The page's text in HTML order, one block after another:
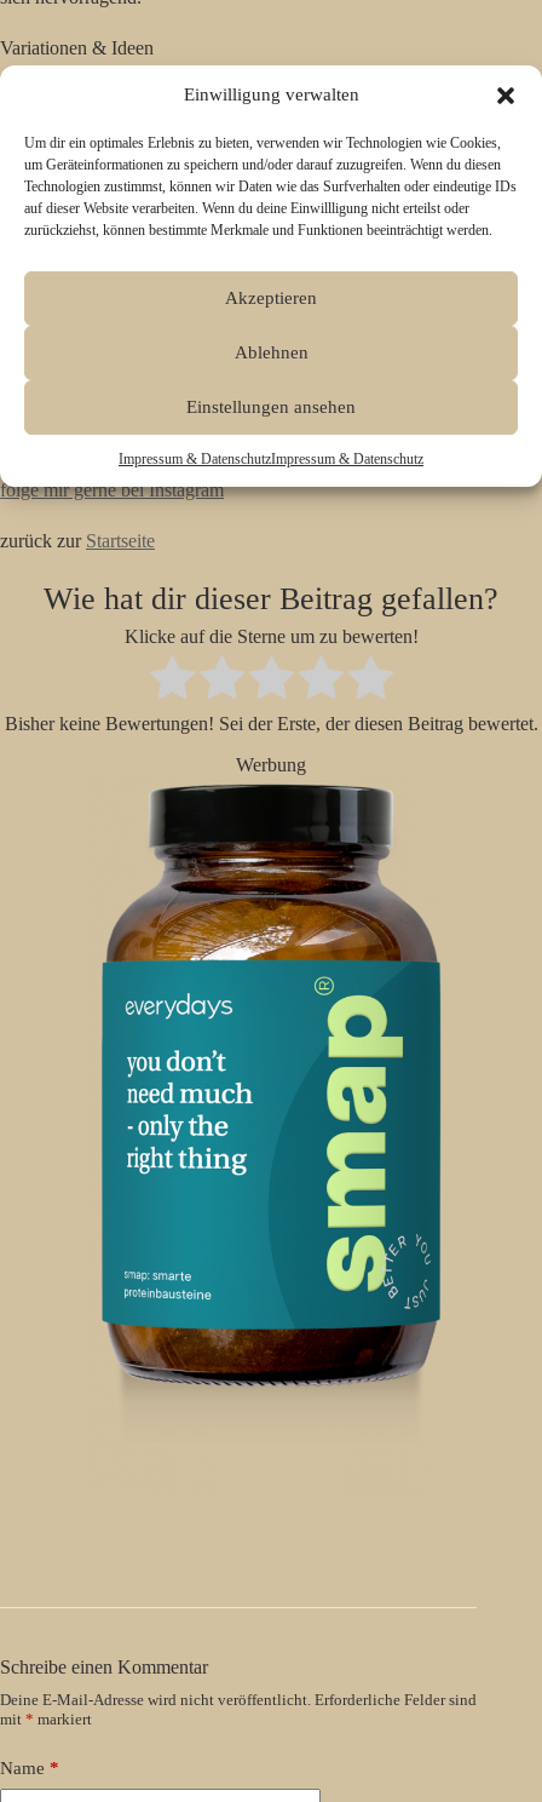
Einwilligung verwalten
Um dir ein optimales Erlebnis zu bieten, verwenden wir Technologien wie Cookies,
um Geräteinformationen zu speichern und/oder darauf zuzugreifen. Wenn du diesen
Technologien zustimmst, können wir Daten wie das Surfverhalten oder eindeutige IDs
auf dieser Website verarbeiten. Wenn du deine Einwillligung nicht erteilst oder
zurückziehst, können bestimmte Merkmale und Funktionen beeinträchtigt werden.
Akzeptieren
Ablehnen
Einstellungen ansehen
Impressum & DatenschutzImpressum & Datenschutz
Variationen & Ideen
Steckrübe zur Hälfte mit Kartoffeln mischen für
zusätzliche Würze.
Mit Kräutern:fein gehackten Thymian oder Majoran einarbeiten.
Mit Apfel:kleine Apfelwürfel kurz in der Pfanne anschwitzen und
unterheben.
Mit Rauch:ein Tropfen Liquid Smoke für eine rauchige Note.
Dieser
aromatisches, süß-herzhaftes Comfort Food, das besonders in der
kälteren Jahreszeit perfekt passt. Die Kombination aus cremigem
doch raffiniert. Weitere saisonale Gemüsegerichte findest du hier auf
dem Blog.
folge mir gerne bei Instagram
zurück zur Startseite
Wie hat dir dieser Beitrag gefallen?
Klicke auf die Sterne um zu bewerten!
Bisher keine Bewertungen! Sei der Erste, der diesen Beitrag bewertet.
Werbung
Schreibe einen Kommentar
Deine E-Mail-Adresse wird nicht veröffentlicht. Erforderliche Felder sind
mit * markiert
Name *